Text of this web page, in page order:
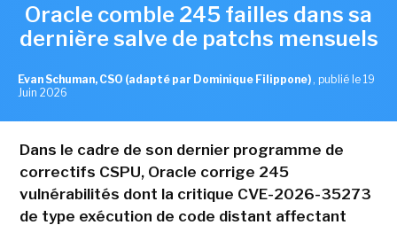
Oracle comble 245 failles dans sa
dernière salve de patchs mensuels
Evan Schuman, CSO (adapté par Dominique Filippone) , publié le 19
Juin 2026
Dans le cadre de son dernier programme de
correctifs CSPU, Oracle corrige 245
vulnérabilités dont la critique CVE-2026-35273
de type exécution de code distant affectant